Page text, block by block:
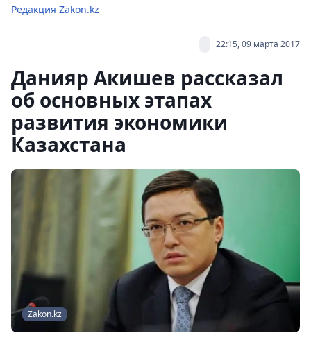
Редакция Zakon.kz
22:15, 09 марта 2017
Данияр Акишев рассказал
об основных этапах
развития экономики
Казахстана
Zakon.kz